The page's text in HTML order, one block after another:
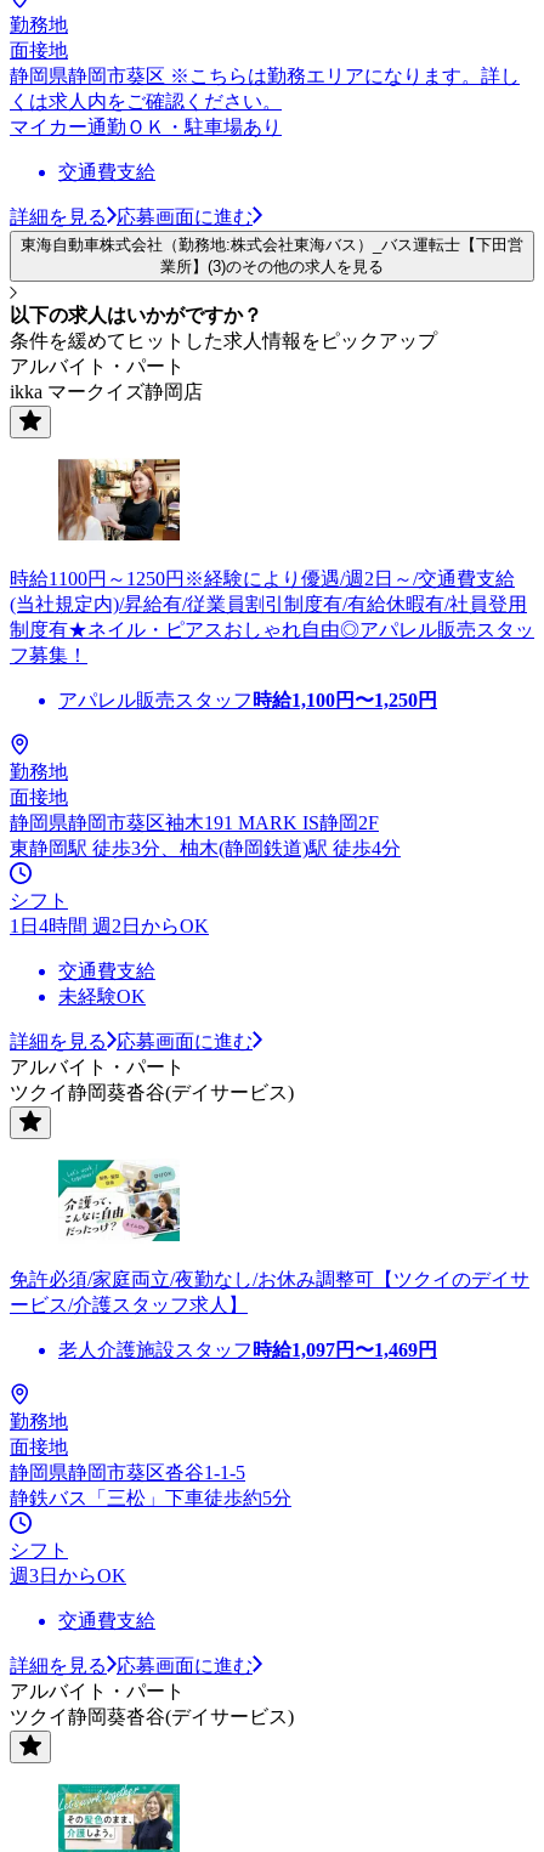
勤務地
面接地
静岡県静岡市葵区 ※こちらは勤務エリアになります。詳し
くは求人内をご確認ください。
マイカー通勤ＯＫ・駐車場あり
交通費支給
詳細を見る 応募画面に進む
東海自動車株式会社（勤務地:株式会社東海バス）_バス運転士【下田営
業所】(3)のその他の求人を見る
以下の求人はいかがですか？
条件を緩めてヒットした求人情報をピックアップ
アルバイト・パート
ikka マークイズ静岡店
時給1100円～1250円※経験により優遇/週2日～/交通費支給
(当社規定内)/昇給有/従業員割引制度有/有給休暇有/社員登用
制度有★ネイル・ピアスおしゃれ自由◎アパレル販売スタッ
フ募集！
アパレル販売スタッフ 時給1,100円〜1,250円
勤務地
面接地
静岡県静岡市葵区袖木191 MARK IS静岡2F
東静岡駅 徒歩3分、柚木(静岡鉄道)駅 徒歩4分
シフト
1日4時間 週2日からOK
交通費支給
未経験OK
詳細を見る
応募画面に進む
アルバイト・パート
ツクイ静岡葵沓谷(デイサービス)
免許必須/家庭両立/夜勤なし/お休み調整可【ツクイのデイサ
ービス/介護スタッフ求人】
老人介護施設スタッフ 時給1,097円〜1,469円
勤務地
面接地
静岡県静岡市葵区沓谷1-1-5
静鉄バス「三松」下車徒歩約5分
シフト
週3日からOK
交通費支給
詳細を見る
応募画面に進む
アルバイト・パート
ツクイ静岡葵沓谷(デイサービス)